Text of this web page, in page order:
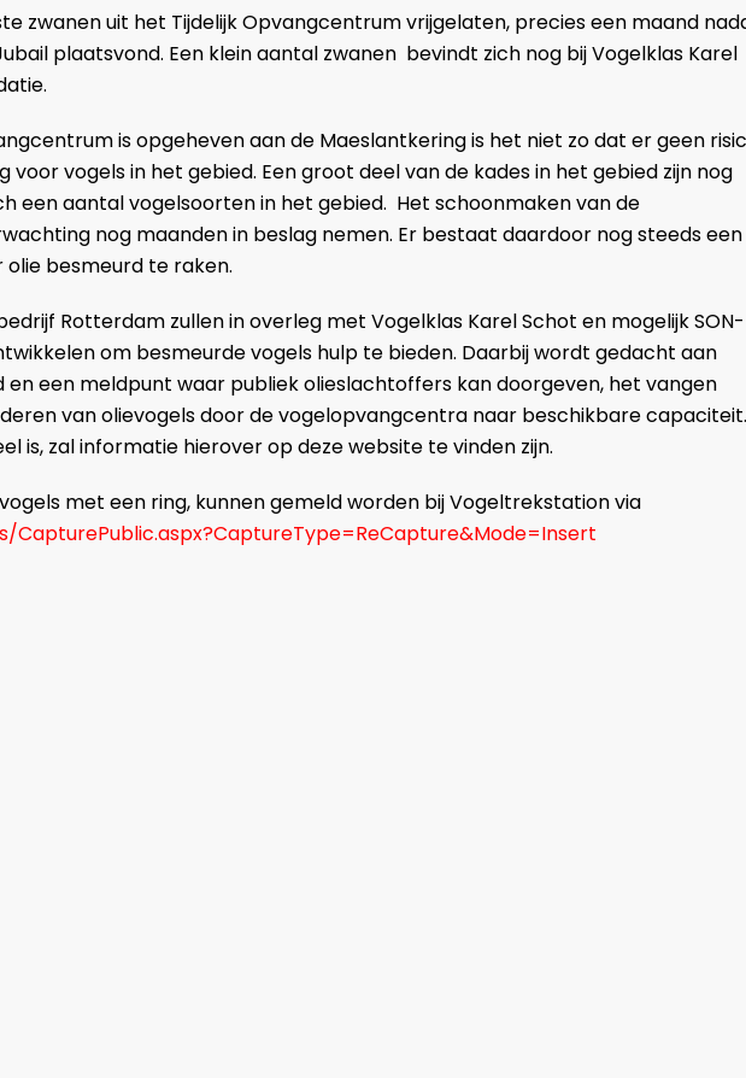
zwanen uit het Tijdelijk Opvangcentrum vrijgelaten, precies een maand
plaatsvond. Een klein aantal zwanen bevindt zich nog bij Vogelklas Karel
is opgeheven aan de Maeslantkering is het niet zo dat er geen
vogels in het gebied. Een groot deel van de kades in het gebied zijn nog
een aantal vogelsoorten in het gebied. Het schoonmaken van de
nog maanden in beslag nemen. Er bestaat daardoor nog steeds een
besmeurd te raken.
Rotterdam zullen in overleg met Vogelklas Karel Schot en mogelijk SON-
om besmeurde vogels hulp te bieden. Daarbij wordt gedacht aan
een meldpunt waar publiek olieslachtoffers kan doorgeven, het vangen
van olievogels door de vogelopvangcentra naar beschikbare capaciteit.
is, zal informatie hierover op deze website te vinden zijn.
met een ring, kunnen gemeld worden bij Vogeltrekstation via
CapturePublic.aspx?CaptureType=ReCapture&Mode=Insert